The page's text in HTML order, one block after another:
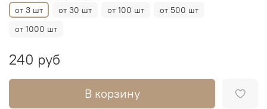
от 3 шт
от 30 шт от 100 шт
от 500 шт
от 1000 шт
240 руб
В корзину